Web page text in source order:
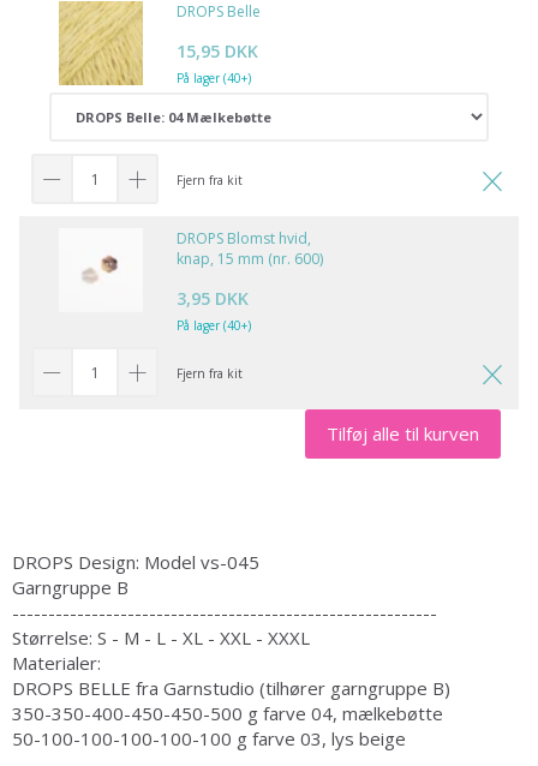
DROPS Belle
15,95 DKK
På lager (40+)
Fjern fra kit
DROPS Blomst hvid,
knap, 15 mm (nr. 600)
3,95 DKK
På lager (40+)
Fjern fra kit
Tilføj alle til kurven
DROPS Design: Model vs-045
Garngruppe B
-----------------------------------------------------------
Størrelse: S - M - L - XL - XXL - XXXL
Materialer:
DROPS BELLE fra Garnstudio (tilhører garngruppe B)
350-350-400-450-450-500 g farve 04, mælkebøtte
50-100-100-100-100-100 g farve 03, lys beige